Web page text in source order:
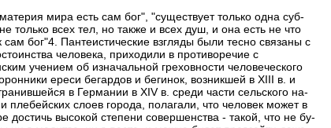
мира есть сам бог", "существует только одна суб-
только всех тел, но также и всех душ, и она есть не что
сам бог"4. Пантеистические взгляды были тесно связаны с
человека, приходили в противоречие с
учением об изначальной греховности человеческого
ереси бегардов и бегинок, возникшей в XIII в. и
в Германии в XIV в. среди части сельского на-
плебейских слоев города, полагали, что человек может в
достичь высокой степени совершенства - такой, что не бу-